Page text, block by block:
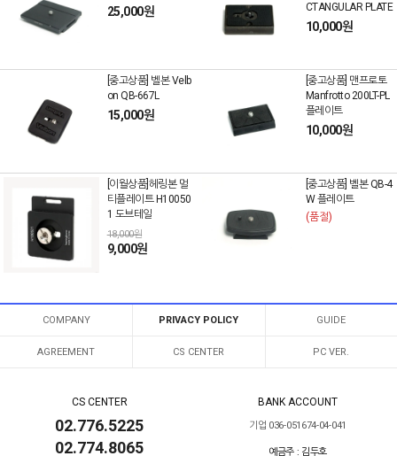
25,000원
CTANGULAR PLATE
10,000원
[중고상품] 벨본 Velb
on QB-667L
15,000원
[중고상품] 맨프로토
Manfrotto 200LT-PL
플레이트
10,000원
[이월상품]헤링본 멀
티플레이트 H10050
1 도브테일
18,000원
9,000원
[중고상품] 벨본 QB-4
W 플레이트
(품절)
COMPANY PRIVACY POLICY GUIDE
AGREEMENT CS CENTER PC VER.
CS CENTER
02.776.5225
02.774.8065
BANK ACCOUNT
기업 036-051674-04-041
예금주 : 김두호